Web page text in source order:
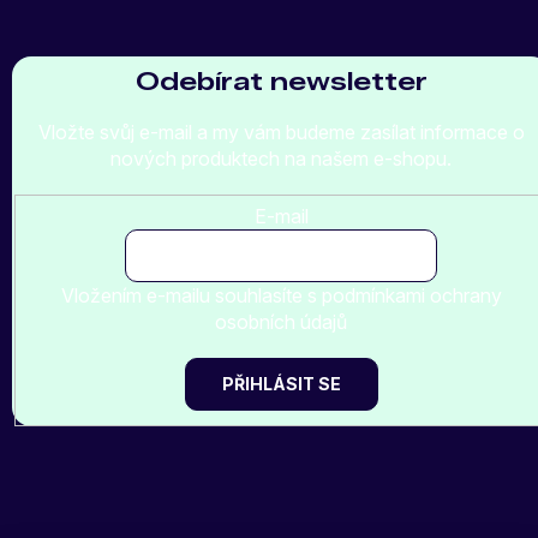
Odebírat newsletter
Vložte svůj e-mail a my vám budeme zasílat informace o
nových produktech na našem e-shopu.
E-mail
Vložením e-mailu souhlasíte s podmínkami ochrany
osobních údajů
PŘIHLÁSIT SE